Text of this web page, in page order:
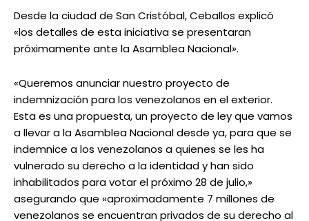
Desde la ciudad de San Cristóbal, Ceballos explicó
«los detalles de esta iniciativa se presentaran
próximamente ante la Asamblea Nacional».
«Queremos anunciar nuestro proyecto de
indemnización para los venezolanos en el exterior.
Esta es una propuesta, un proyecto de ley que vamos
a llevar a la Asamblea Nacional desde ya, para que se
indemnice a los venezolanos a quienes se les ha
vulnerado su derecho a la identidad y han sido
inhabilitados para votar el próximo 28 de julio,»
asegurando que «aproximadamente 7 millones de
venezolanos se encuentran privados de su derecho al